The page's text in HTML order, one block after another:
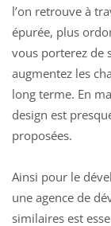
l’on retrouve à
épurée, plus
vous porterez de
augmentez les
long terme. En
design est
proposées.
Ainsi pour le
une agence de
similaires est